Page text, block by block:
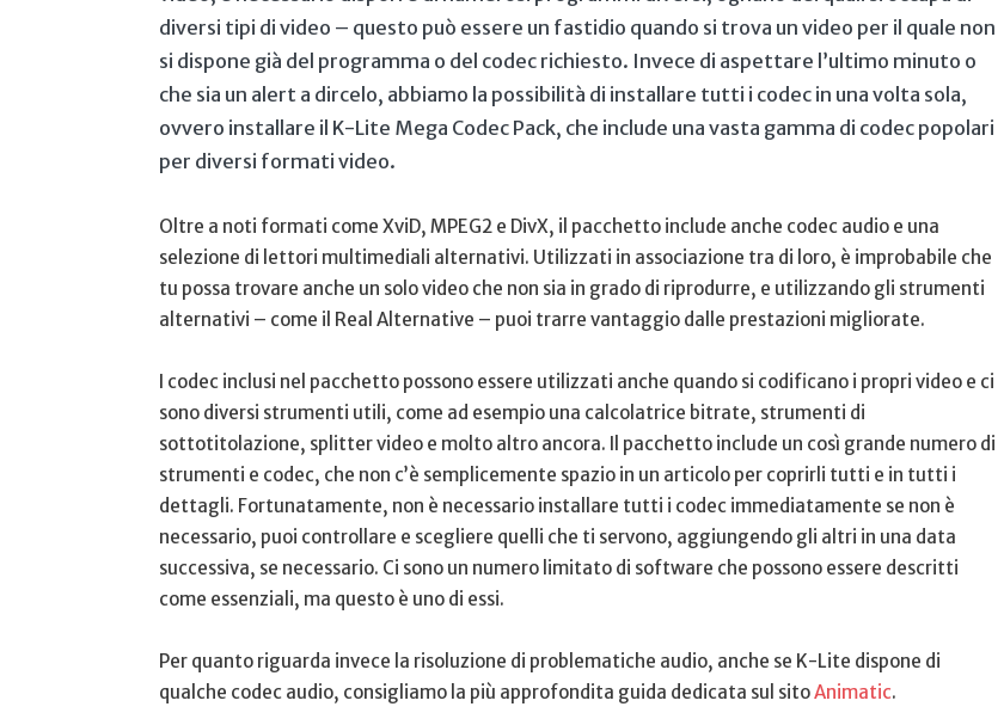
diversi tipi di video – questo può essere un fastidio quando si trova un video per il quale non
si dispone già del programma o del codec richiesto. Invece di aspettare l’ultimo minuto o
che sia un alert a dircelo, abbiamo la possibilità di installare tutti i codec in una volta sola,
ovvero installare il K-Lite Mega Codec Pack, che include una vasta gamma di codec popolari
per diversi formati video.
Oltre a noti formati come XviD, MPEG2 e DivX, il pacchetto include anche codec audio e una
selezione di lettori multimediali alternativi. Utilizzati in associazione tra di loro, è improbabile che
tu possa trovare anche un solo video che non sia in grado di riprodurre, e utilizzando gli strumenti
alternativi – come il Real Alternative – puoi trarre vantaggio dalle prestazioni migliorate.
I codec inclusi nel pacchetto possono essere utilizzati anche quando si codificano i propri video e ci
sono diversi strumenti utili, come ad esempio una calcolatrice bitrate, strumenti di
sottotitolazione, splitter video e molto altro ancora. Il pacchetto include un così grande numero di
strumenti e codec, che non c’è semplicemente spazio in un articolo per coprirli tutti e in tutti i
dettagli. Fortunatamente, non è necessario installare tutti i codec immediatamente se non è
necessario, puoi controllare e scegliere quelli che ti servono, aggiungendo gli altri in una data
successiva, se necessario. Ci sono un numero limitato di software che possono essere descritti
come essenziali, ma questo è uno di essi.
Per quanto riguarda invece la risoluzione di problematiche audio, anche se K-Lite dispone di
qualche codec audio, consigliamo la più approfondita guida dedicata sul sitoAnimatic.